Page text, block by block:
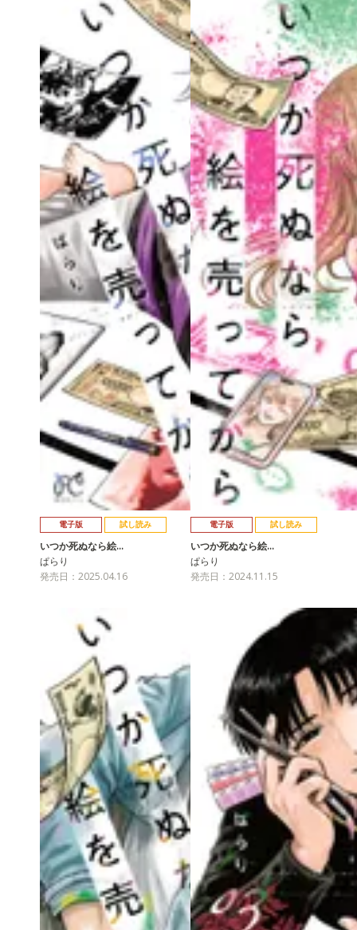
電子版 試し読み
いつか死ぬなら絵…
ぱらり
発売日：2025.04.16
電子版 試し読み
いつか死ぬなら絵…
ぱらり
発売日：2024.11.15